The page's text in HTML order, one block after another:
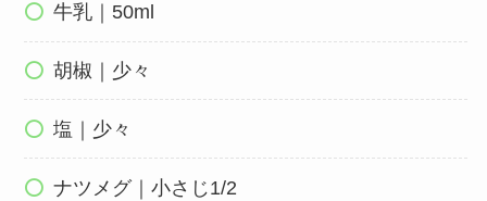
牛乳｜50ml
胡椒｜少々
塩｜少々
ナツメグ｜小さじ1/2